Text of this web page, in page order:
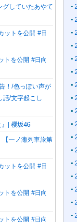
していたあやて
ットを公開 #日
トを公開 #日向
！/色っぽい声が
話/文字起こし
| 櫻坂46
【一ノ瀬列車旅第
ットを公開 #日
トを公開 #日向
トを公開 #日向